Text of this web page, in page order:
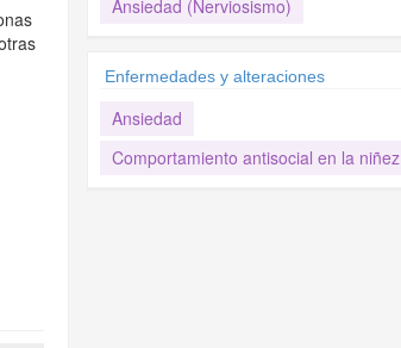
Ansiedad (Nerviosismo)
Enfermedades y alteraciones
Ansiedad
Comportamiento antisocial en la niñez